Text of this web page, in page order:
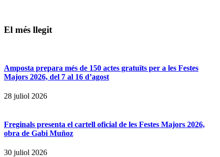
El més llegit
Amposta prepara més de 150 actes gratuïts per a les Festes
Majors 2026, del 7 al 16 d’agost
28 juliol 2026
Freginals presenta el cartell oficial de les Festes Majors 2026,
obra de Gabi Muñoz
30 juliol 2026